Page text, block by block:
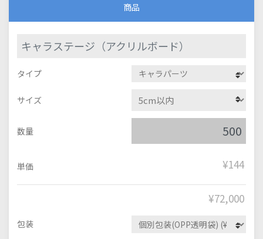
商品
キャラステージ（アクリルボード）
タイプ
サイズ
数量
単価 ¥144
¥72,000
包装